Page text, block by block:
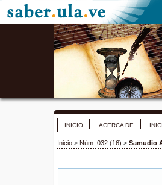
INICIO ACERCA DE
Inicio > Núm. 032 (16) > Samudio